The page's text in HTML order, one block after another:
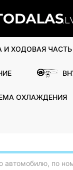
И ХОДОВАЯ ЧАСТЬ
ОХЛАЖДЕНИЯ